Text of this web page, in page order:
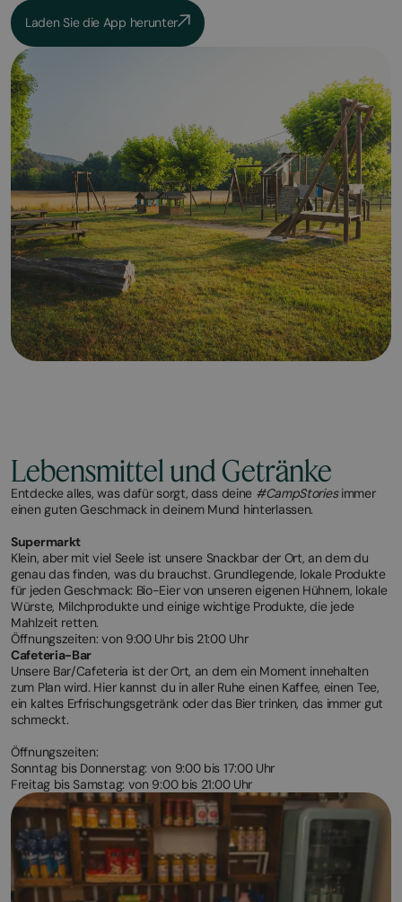
Laden Sie die App herunter
Lebensmittel und Getränke
Entdecke alles, was dafür sorgt, dass deine #CampStoriesimmer
einen guten Geschmack in deinem Mund hinterlassen.
Supermarkt
Klein, aber mit viel Seele ist unsere Snackbar der Ort, an dem du
genau das finden, was du brauchst. Grundlegende, lokale Produkte
für jeden Geschmack: Bio-Eier von unseren eigenen Hühnern, lokale
Würste, Milchprodukte und einige wichtige Produkte, die jede
Mahlzeit retten.
Öffnungszeiten: von 9:00 Uhr bis 21:00 Uhr
Cafeteria-Bar
Unsere Bar/Cafeteria ist der Ort, an dem ein Moment innehalten
zum Plan wird. Hier kannst du in aller Ruhe einen Kaffee, einen Tee,
ein kaltes Erfrischungsgetränk oder das Bier trinken, das immer gut
schmeckt.
Öffnungszeiten:
Sonntag bis Donnerstag: von 9:00 bis 17:00 Uhr
Freitag bis Samstag: von 9:00 bis 21:00 Uhr